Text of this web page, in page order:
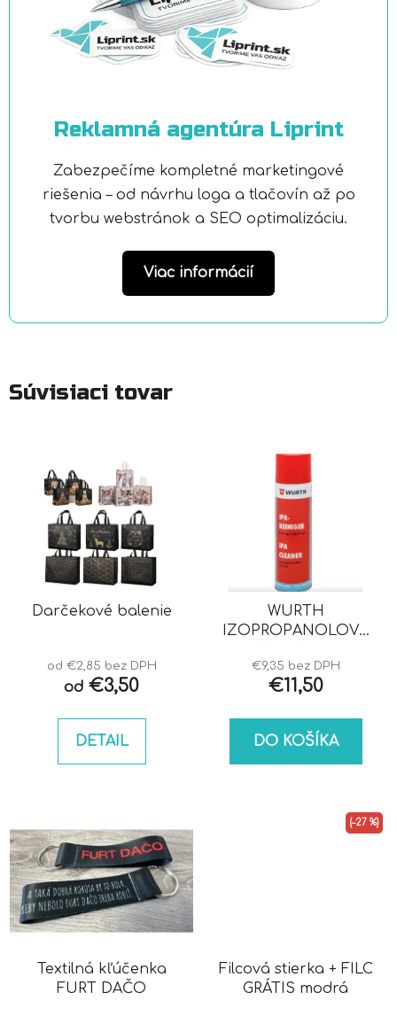
Reklamná agentúra Liprint
Zabezpečíme kompletné marketingové
riešenia – od návrhu loga a tlačovín až po
tvorbu webstránok a SEO optimalizáciu.
Viac informácií
Súvisiaci tovar
Darčekové balenie
od €2,85 bez DPH
od €3,50
DETAIL
WURTH
IZOPROPANOLOVÝ
€9,35 bez DPH
€11,50
DO KOŠÍKA
Textilná kľúčenka
FURT DAČO
Filcová stierka + FILC
GRÁTIS modrá
(–27 %)